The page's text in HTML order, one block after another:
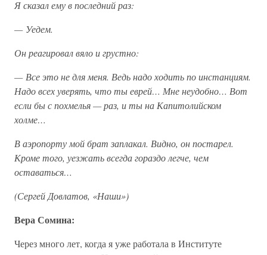
Я сказал ему в последний раз:
— Уедем.
Он реагировал вяло и грустно:
— Все это не для меня. Ведь надо ходить по инстанциям.
Надо всех уверять, что ты еврей… Мне неудобно… Вот
если бы с похмелья — раз, и ты на Капитолийском
холме…
В аэропорту мой брат заплакал. Видно, он постарел.
Кроме того, уезжать всегда гораздо легче, чем
оставаться…
(Сергей Довлатов, «Наши»)
Вера Сомина:
Через много лет, когда я уже работала в Институте